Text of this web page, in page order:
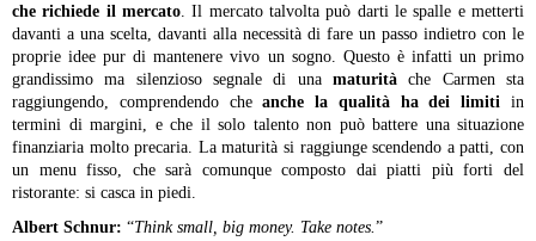
che richiede il mercato. Il mercato talvolta può darti le spalle e metterti
davanti a una scelta, davanti alla necessità di fare un passo indietro con le
proprie idee pur di mantenere vivo un sogno. Questo è infatti un primo
grandissimo ma silenzioso segnale di una maturità che Carmen sta
raggiungendo, comprendendo cheanche la qualità ha dei limiti in
termini di margini, e che il solo talento non può battere una situazione
finanziaria molto precaria. La maturità si raggiunge scendendo a patti, con
un menu fisso, che sarà comunque composto dai piatti più forti del
ristorante: si casca in piedi.
Albert Schnur: “Think small, big money. Take notes.”